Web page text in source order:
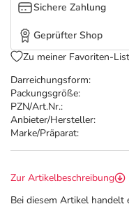
Darreichungsform:
Packungsgröße:
PZN/Art.Nr.:
Anbieter/Hersteller:
Marke/Präparat:
Sichere Zahlung
Geprüfter Shop
Zu meiner Favoriten-
Zur Artikelbeschreibung
Bei diesem Artikel handelt